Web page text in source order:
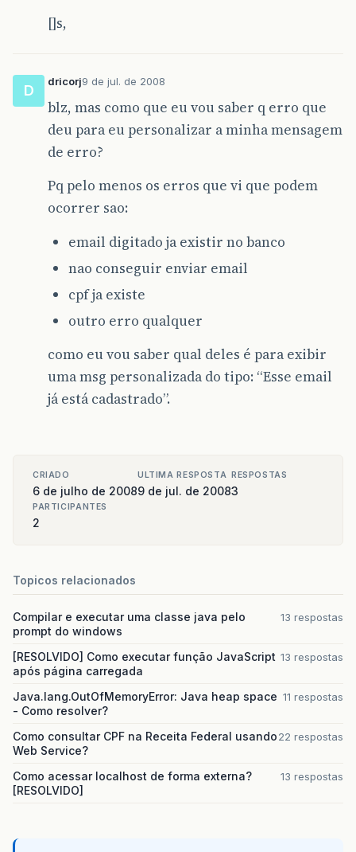
[]s,
D
dricorj9 de jul. de 2008
blz, mas como que eu vou saber q erro que
deu para eu personalizar a minha mensagem
de erro?
Pq pelo menos os erros que vi que podem
ocorrer sao:
email digitado ja existir no banco
nao conseguir enviar email
cpf ja existe
outro erro qualquer
como eu vou saber qual deles é para exibir
uma msg personalizada do tipo: “Esse email
já está cadastrado”.
CRIADO
6 de julho de 2008
ULTIMA RESPOSTA
9 de jul. de 2008
RESPOSTAS
3
PARTICIPANTES
2
Topicos relacionados
Compilar e executar uma classe java pelo
prompt do windows
13 respostas
[RESOLVIDO] Como executar função JavaScript
após página carregada
13 respostas
Java.lang.OutOfMemoryError: Java heap space
- Como resolver?
11 respostas
Como consultar CPF na Receita Federal usando
Web Service?
22 respostas
Como acessar localhost de forma externa?
[RESOLVIDO]
13 respostas